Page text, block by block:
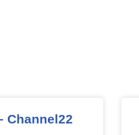
Channel22 – חדשות נדל”ן